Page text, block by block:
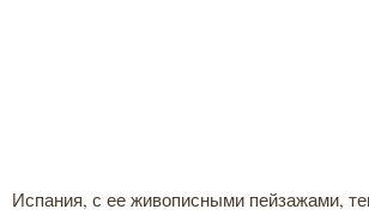
Испания, с ее живописными пейзажами,